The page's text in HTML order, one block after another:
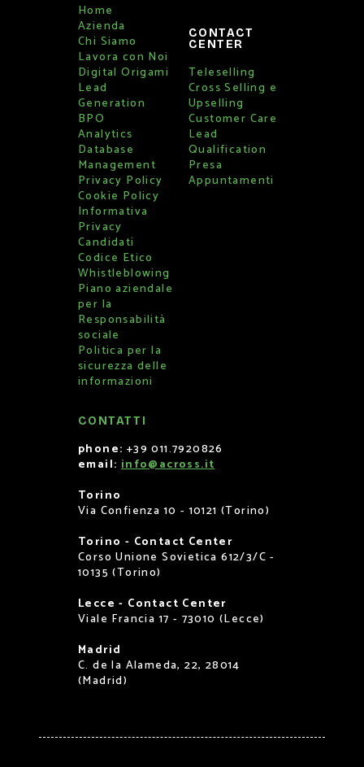
Home
Azienda
Chi Siamo
Lavora con Noi
Digital Origami
Lead
Generation
BPO
Analytics
Database
Management
Privacy Policy
Cookie Policy
Informativa
Privacy
Candidati
Codice Etico
Whistleblowing
Piano aziendale
per la
Responsabilità
sociale
Politica per la
sicurezza delle
informazioni
CONTACT
CENTER
Teleselling
Cross Selling e
Upselling
Customer Care
Lead
Qualification
Presa
Appuntamenti
CONTATTI
phone: +39 011.7920826
email: info@across.it
Torino
Via Confienza 10 - 10121 (Torino)
Torino - Contact Center
Corso Unione Sovietica 612/3/C -
10135 (Torino)
Lecce - Contact Center
Viale Francia 17 - 73010 (Lecce)
Madrid
C. de la Alameda, 22, 28014
(Madrid)